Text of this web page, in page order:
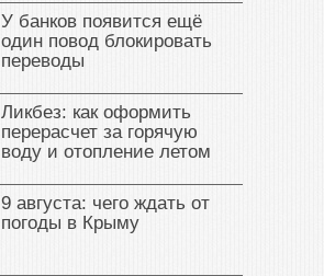
У банков появится ещё
один повод блокировать
переводы
Ликбез: как оформить
перерасчет за горячую
воду и отопление летом
9 августа: чего ждать от
погоды в Крыму